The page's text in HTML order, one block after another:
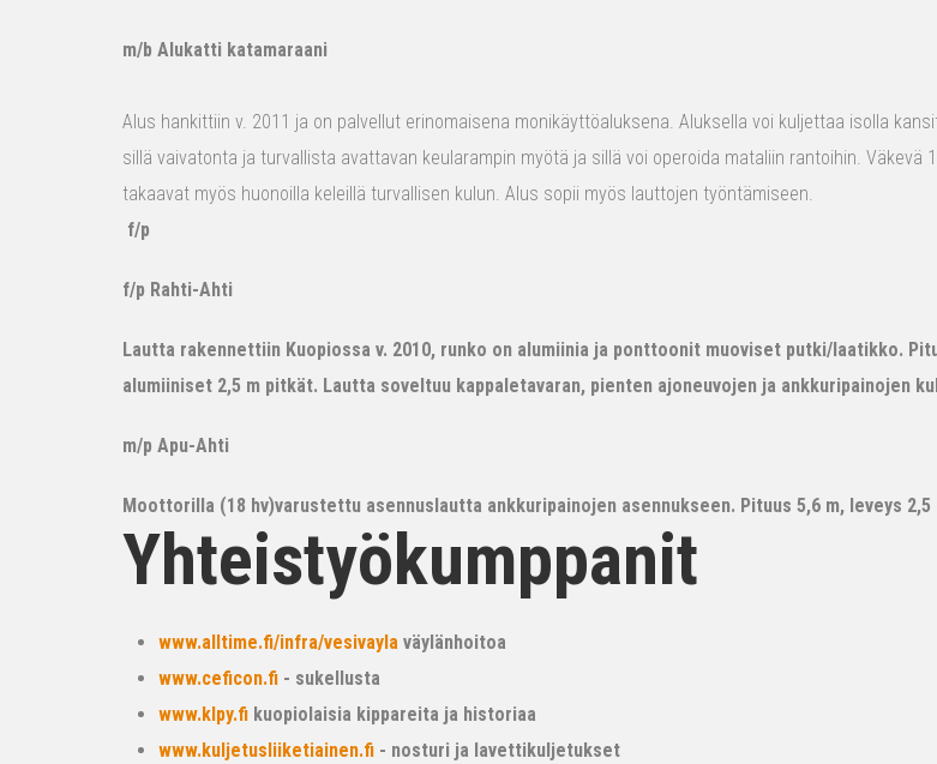
m/b Alukatti katamaraani
Alus hankittiin v. 2011 ja on palvellut erinomaisena monikäyttöaluksena. Aluksella voi kuljettaa isolla
sillä vaivatonta ja turvallista avattavan keularampin myötä ja sillä voi operoida mataliin rantoihin.
takaavat myös huonoilla keleillä turvallisen kulun. Alus sopii myös lauttojen työntämiseen.
f/p
f/p Rahti-Ahti
Lautta rakennettiin Kuopiossa v. 2010, runko on alumiinia ja ponttoonit muoviset putki/laatikko.
alumiiniset 2,5 m pitkät. Lautta soveltuu kappaletavaran, pienten ajoneuvojen ja ankkuripainojen
m/p Apu-Ahti
Moottorilla (18 hv)varustettu asennuslautta ankkuripainojen asennukseen. Pituus 5,6 m, leveys
Yhteistyökumppanit
www.alltime.fi/infra/vesivayla väylänhoitoa
www.ceficon.fi - sukellusta
www.klpy.fi kuopiolaisia kippareita ja historiaa
www.kuljetusliiketiainen.fi - nosturi ja lavettikuljetukset